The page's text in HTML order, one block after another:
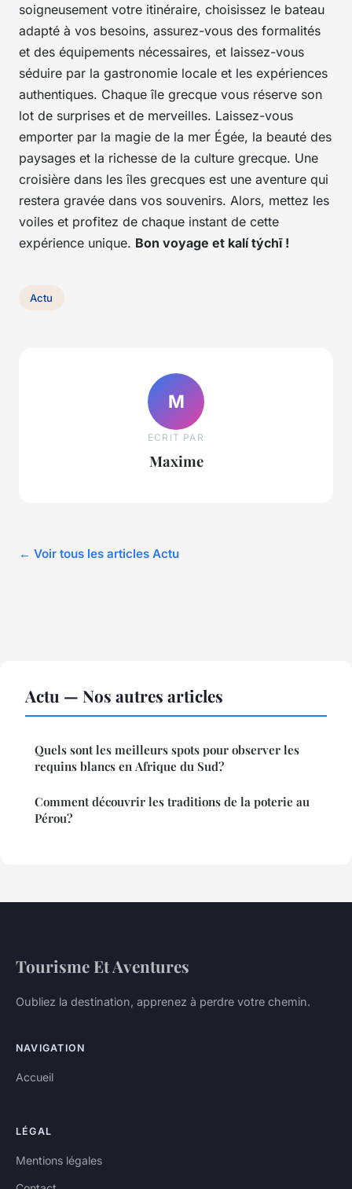
soigneusement votre itinéraire, choisissez le bateau
adapté à vos besoins, assurez-vous des formalités
et des équipements nécessaires, et laissez-vous
séduire par la gastronomie locale et les expériences
authentiques. Chaque île grecque vous réserve son
lot de surprises et de merveilles. Laissez-vous
emporter par la magie de la mer Égée, la beauté des
paysages et la richesse de la culture grecque. Une
croisière dans les îles grecques est une aventure qui
restera gravée dans vos souvenirs. Alors, mettez les
voiles et profitez de chaque instant de cette
expérience unique. Bon voyage et kalí týchī !
Actu
M
ECRIT PAR
Maxime
← Voir tous les articles Actu
Actu — Nos autres articles
Quels sont les meilleurs spots pour observer les
requins blancs en Afrique du Sud?
Comment découvrir les traditions de la poterie au
Pérou?
Tourisme Et Aventures
Oubliez la destination, apprenez à perdre votre chemin.
NAVIGATION
Accueil
LÉGAL
Mentions légales